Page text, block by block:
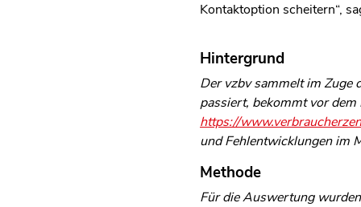
Kontaktoption scheitern“,
Hintergrund
Der vzbv sammelt im Zuge
passiert, bekommt vor
https://
und Fehlentwicklungen im
Methode
Für die Auswertung